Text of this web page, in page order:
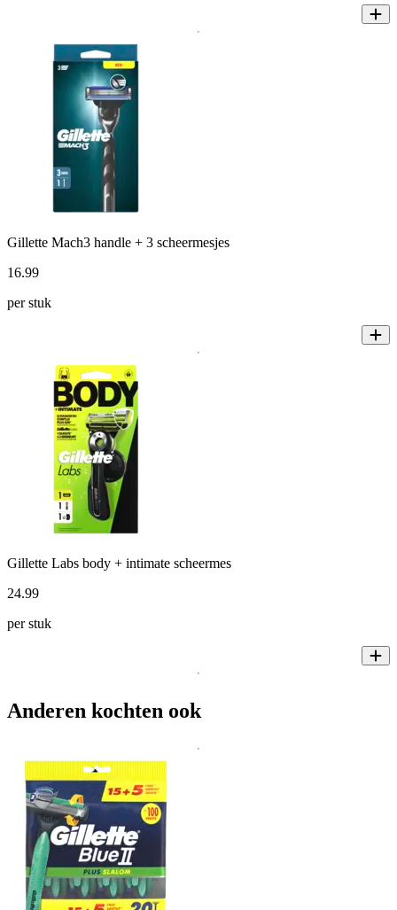
Gillette Mach3 handle + 3 scheermesjes
16.99
per stuk
Gillette Labs body + intimate scheermes
24.99
per stuk
Anderen kochten ook